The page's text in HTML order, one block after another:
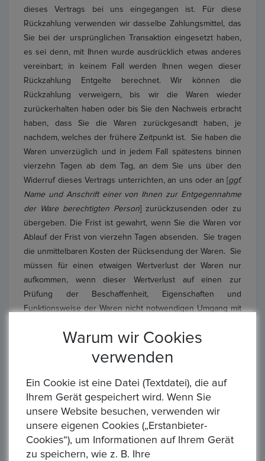
dieses Vertrags bei uns eingegangen ist. Für diese
Rückzahlung verwenden wir dasselbe Zahlungsmittel, das
Sie bei der ursprünglichen Transaktion eingesetzt haben,
es sei denn, mit Ihnen wurde ausdrücklich etwas anderes
vereinbart; in keinem Fall werden Ihnen wegen dieser
Rückzahlung Entgelte berechnet. Wir können die
Rückzahlung verweigern, bis wir die Waren wieder
zurückerhalten haben oder bis Sie den Nachweis erbracht
haben, dass Sie die Waren zurückgesandt haben, je
nachdem, welches der frühere Zeitpunkt ist. Sie haben die
Waren unverzüglich und in jedem Fall spätestens binnen
vierzehn Tagen ab dem Tag, an dem Sie uns über den
Widerruf dieses Vertrags unterrichten, an uns oder an [ ggf.
Name und Anschrift einer von Ihnen zur Entgegennahme
der Ware berechtigten Person ] zurückzusenden oder zu
übergeben. Die Frist ist gewahrt, wenn Sie die Waren vor
Ablauf der Frist von vierzehn Tagen absenden. Sie tragen
die unmittelbaren Kosten der Rücksendung der Waren. Sie
müssen für einen etwaigen Wertverlust der Waren nur
aufkommen, wenn dieser Wertverlust auf einen zur
Prüfung der Beschaffenheit, Eigenschaften und
Funktionsweise der Waren nicht notwendigen Umgang mit
Muster-Widerrufsformular
bitte dieses Formular aus und senden Sie es zurück.
Epoxa Gmbh & Co. KG
E-Mail: service@epoxa.de
Telefax: +49 (0)6074 48 66 352
Warum wir Cookies
verwenden
Ein Cookie ist eine Datei (Textdatei), die auf
Ihrem Gerät gespeichert wird. Wenn Sie
unsere Website besuchen, verwenden wir
unsere eigenen Cookies („Erstanbieter-
Cookies“), um Informationen auf Ihrem Gerät
zu speichern, wie z. B. Ihre